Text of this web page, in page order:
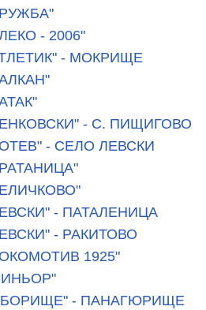
- 2006"
- МОКРИЩЕ
- С. ПИЩИГОВО
- СЕЛО ЛЕВСКИ
- ПАТАЛЕНИЦА
- РАКИТОВО
1925"
- ПАНАГЮРИЩЕ